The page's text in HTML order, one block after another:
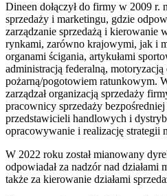
Dineen dołączył do firmy w 2009 r.
sprzedaży i marketingu, gdzie
zarządzanie sprzedażą i kierowanie
rynkami, zarówno krajowymi, jak i
organami ścigania, artykułami
administracją federalną, motoryzacją
pożarną/pogotowiem ratunkowym.
zarządzał organizacją sprzedaży
pracownicy sprzedaży
przedstawicieli handlowych i
opracowywanie i realizację strategii
W 2022 roku został mianowany
odpowiadał za nadzór nad działami
także za kierowanie działami